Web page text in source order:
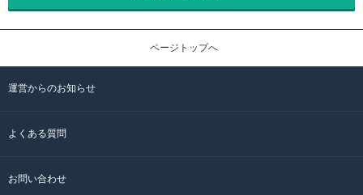
ページトップへ
運営からのお知らせ
よくある質問
お問い合わせ